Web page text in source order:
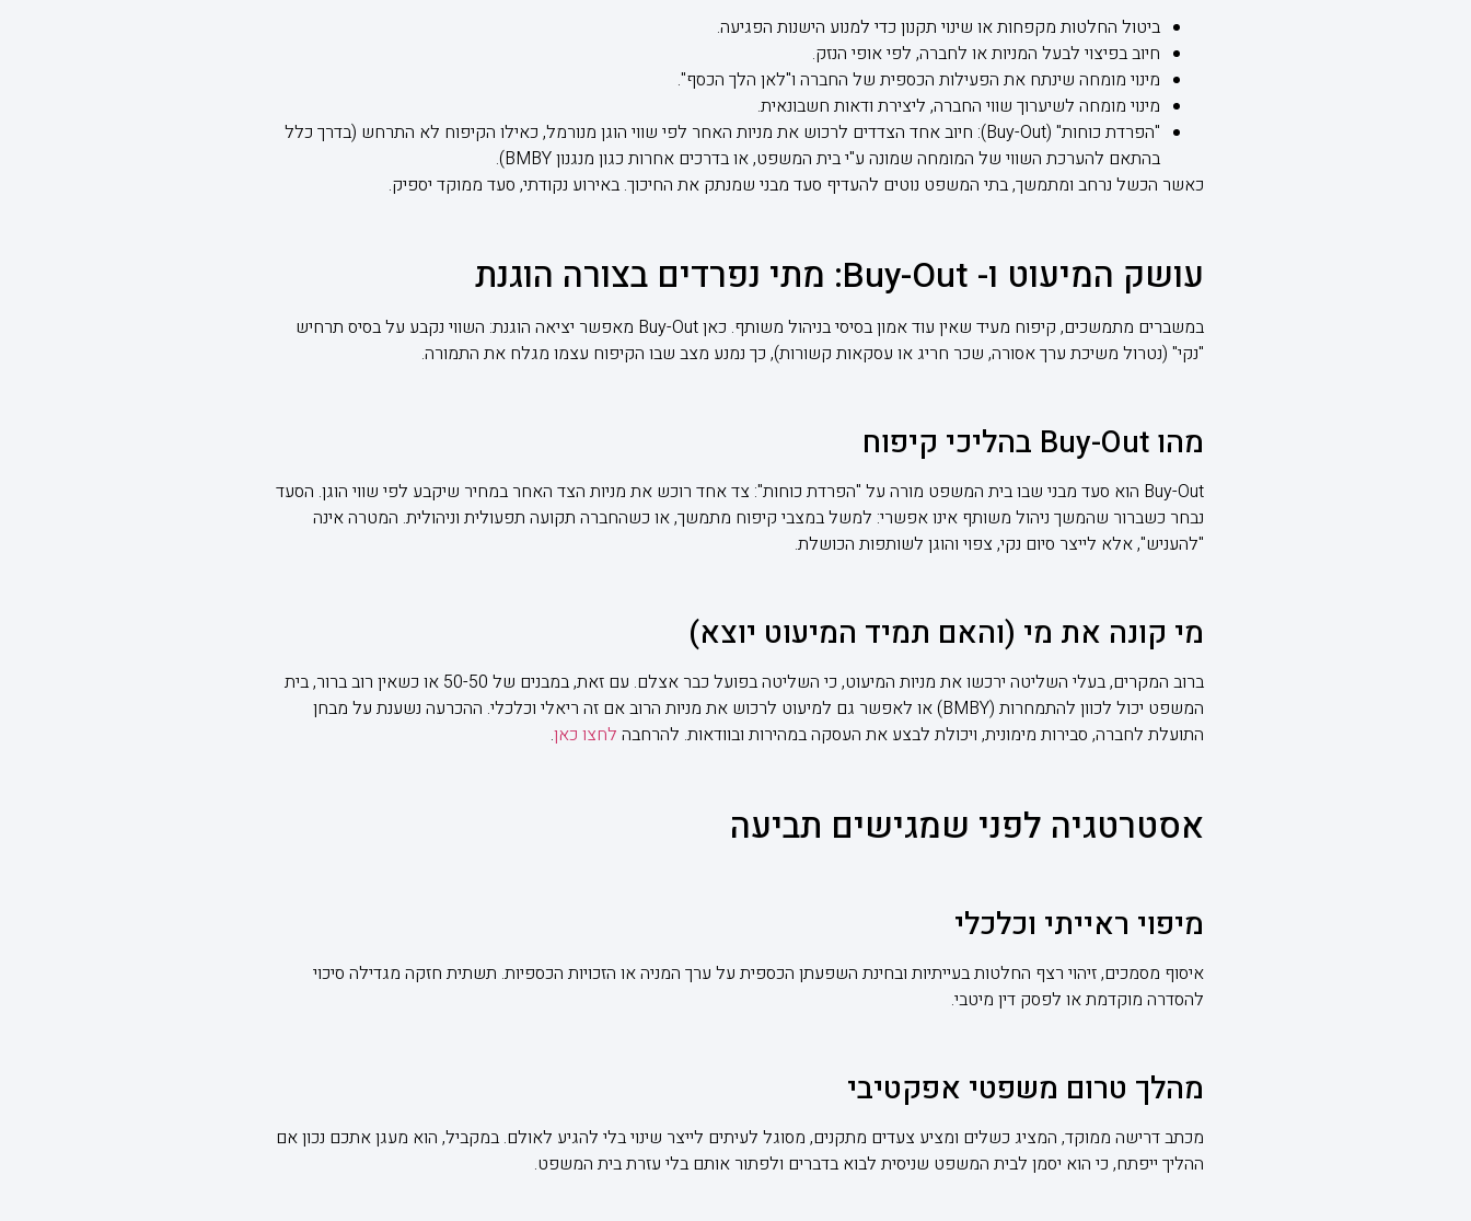
ביטול החלטות מקפחות או שינוי תקנון כדי למנוע הישנות הפגיעה.
חיוב בפיצוי לבעל המניות או לחברה, לפי אופי הנזק.
מינוי מומחה שינתח את הפעילות הכספית של החברה ו"לאן הלך הכסף".
מינוי מומחה לשיערוך שווי החברה, ליצירת ודאות חשבונאית.
"הפרדת כוחות" (Buy-Out): חיוב אחד הצדדים לרכוש את מניות האחר לפי שווי הוגן מנורמל, כאילו הקיפוח לא התרחש (בדרך כלל
בהתאם להערכת השווי של המומחה שמונה ע"י בית המשפט, או בדרכים אחרות כגון מנגנון BMBY).
כאשר הכשל נרחב ומתמשך, בתי המשפט נוטים להעדיף סעד מבני שמנתק את החיכוך. באירוע נקודתי, סעד ממוקד יספיק.
עושק המיעוט ו- Buy-Out: מתי נפרדים בצורה הוגנת
במשברים מתמשכים, קיפוח מעיד שאין עוד אמון בסיסי בניהול משותף. כאן Buy-Out מאפשר יציאה הוגנת: השווי נקבע על בסיס תרחיש
"נקי" (נטרול משיכת ערך אסורה, שכר חריג או עסקאות קשורות), כך נמנע מצב שבו הקיפוח עצמו מגלח את התמורה.
מהו Buy-Out בהליכי קיפוח
Buy-Out הוא סעד מבני שבו בית המשפט מורה על "הפרדת כוחות": צד אחד רוכש את מניות הצד האחר במחיר שיקבע לפי שווי הוגן. הסעד
נבחר כשברור שהמשך ניהול משותף אינו אפשרי: למשל במצבי קיפוח מתמשך, או כשהחברה תקועה תפעולית וניהולית. המטרה אינה
"להעניש", אלא לייצר סיום נקי, צפוי והוגן לשותפות הכושלת.
מי קונה את מי (והאם תמיד המיעוט יוצא)
ברוב המקרים, בעלי השליטה ירכשו את מניות המיעוט, כי השליטה בפועל כבר אצלם. עם זאת, במבנים של 50-50 או כשאין רוב ברור, בית
המשפט יכול לכוון להתמחרות (BMBY) או לאפשר גם למיעוט לרכוש את מניות הרוב אם זה ריאלי וכלכלי. ההכרעה נשענת על מבחן
התועלת לחברה, סבירות מימונית, ויכולת לבצע את העסקה במהירות ובוודאות. להרחבה לחצו כאן.
אסטרטגיה לפני שמגישים תביעה
מיפוי ראייתי וכלכלי
איסוף מסמכים, זיהוי רצף החלטות בעייתיות ובחינת השפעתן הכספית על ערך המניה או הזכויות הכספיות. תשתית חזקה מגדילה סיכוי
להסדרה מוקדמת או לפסק דין מיטבי.
מהלך טרום משפטי אפקטיבי
מכתב דרישה ממוקד, המציג כשלים ומציע צעדים מתקנים, מסוגל לעיתים לייצר שינוי בלי להגיע לאולם. במקביל, הוא מעגן אתכם נכון אם
ההליך ייפתח, כי הוא יסמן לבית המשפט שניסית לבוא בדברים ולפתור אותם בלי עזרת בית המשפט.